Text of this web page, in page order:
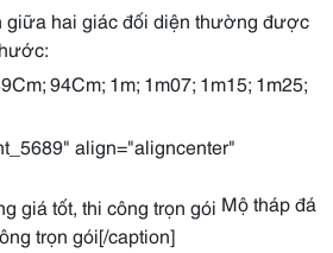
giữa hai giác đối diện thường được
94Cm; 1m; 1m07; 1m15; 1m25;
align="aligncenter"
Mộ tháp đá
trọn gói[/caption]